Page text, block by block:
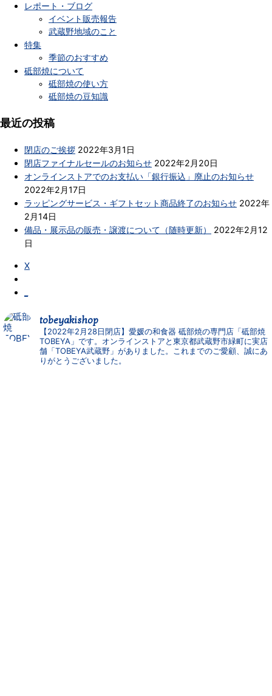
レポート・ブログ
イベント販売報告
武蔵野地域のこと
特集
季節のおすすめ
砥部焼について
砥部焼の使い方
砥部焼の豆知識
最近の投稿
閉店のご挨拶 2022年3月1日
閉店ファイナルセールのお知らせ 2022年2月20日
オンラインストアでのお支払い「銀行振込」廃止のお知らせ
2022年2月17日
ラッピングサービス・ギフトセット商品終了のお知らせ 2022年
2月14日
備品・展示品の販売・譲渡について（随時更新）
2022年2月12
日
X
tobeyakishop
【2022年2月28日閉店】愛媛の和食器 砥部焼の専門店「砥部焼
TOBEYA」です。オンラインストアと東京都武蔵野市緑町に実店
舗「TOBEYA武蔵野」がありました。これまでのご愛顧、誠にあ
りがとうございました。